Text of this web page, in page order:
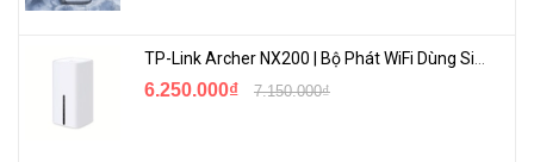
6.250.000₫ 7.150.000₫